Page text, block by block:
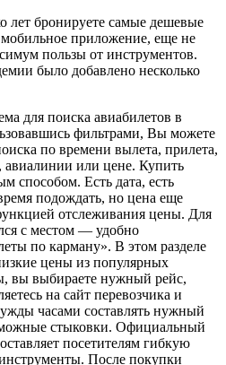
лет бронируете самые дешевые
приложение, еще не
пользы от инструментов.
было добавлено несколько
для поиска авиабилетов в
фильтрами, Вы можете
по времени вылета, прилета,
авиалинии или цене. Купить
способом. Есть дата, есть
подождать, но цена еще
отслеживания цены. Для
с местом — удобно
по карману». В этом разделе
цены из популярных
вы выбираете нужный рейс,
на сайт перевозчика и
часами составлять нужный
стыковки. Официальный
посетителям гибкую
После покупки